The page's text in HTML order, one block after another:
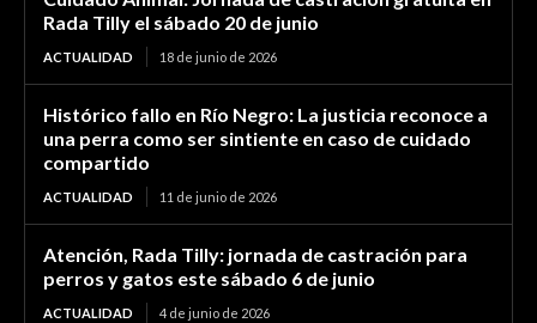
Rada Tilly el sábado 20 de junio
ACTUALIDAD 18 de junio de 2026
Histórico fallo en Río Negro: La justicia reconoce a
una perra como ser sintiente en caso de cuidado
compartido
ACTUALIDAD 11 de junio de 2026
Atención, Rada Tilly: jornada de castración para
perros y gatos este sábado 6 de junio
ACTUALIDAD 4 de junio de 2026